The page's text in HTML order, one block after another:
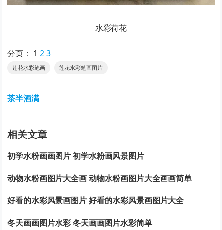
水彩荷花
分页： 1 2 3
莲花水彩笔画 莲花水彩笔画图片
茶半酒满
相关文章
初学水粉画画图片 初学水粉画风景图片
动物水粉画图片大全画 动物水粉画图片大全画画简单
好看的水彩风景画图片 好看的水彩风景画图片大全
冬天画画图片水彩 冬天画画图片水彩简单